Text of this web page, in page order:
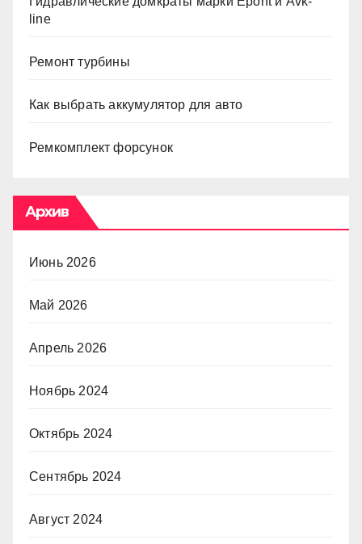
line
Ремонт турбины
Как выбрать аккумулятор для авто
Ремкомплект форсунок
Архив
Июнь 2026
Май 2026
Апрель 2026
Ноябрь 2024
Октябрь 2024
Сентябрь 2024
Август 2024